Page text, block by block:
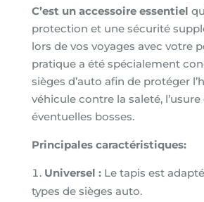
C’est un accessoire essentiel
protection et une sécurité
lors de vos voyages avec votre
pratique a été spécialement
sièges d’auto afin de protéger
véhicule contre la saleté, l’usure
éventuelles bosses.
Principales caractéristiques:
Universel :Le tapis est
types de sièges auto.